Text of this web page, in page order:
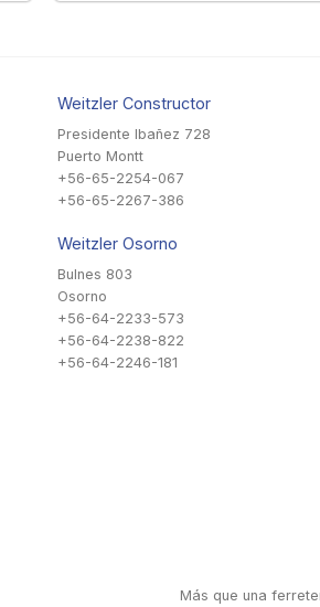
Weitzler Constructor
Presidente Ibañez 728
Puerto Montt
+56-65-2254-067
+56-65-2267-386
Weitzler Osorno
Bulnes 803
Osorno
+56-64-2233-573
+56-64-2238-822
+56-64-2246-181
Más que una